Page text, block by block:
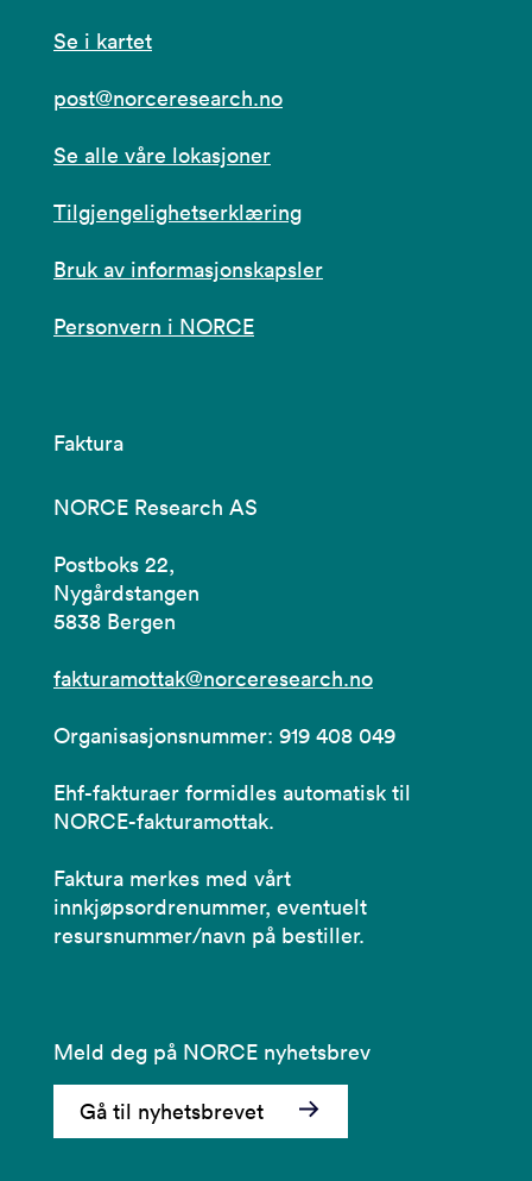
Se i kartet
post@norceresearch.no
Se alle våre lokasjoner
Tilgjengelighetserklæring
Bruk av informasjonskapsler
Personvern i NORCE
Faktura
NORCE Research AS
Postboks 22,
Nygårdstangen
5838 Bergen
fakturamottak@norceresearch.no
Organisasjonsnummer: 919 408 049
Ehf-fakturaer formidles automatisk til
NORCE-fakturamottak.
Faktura merkes med vårt
innkjøpsordrenummer, eventuelt
resursnummer/navn på bestiller.
Meld deg på NORCE nyhetsbrev
Gå til nyhetsbrevet